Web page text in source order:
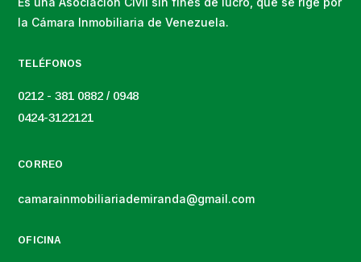
la Cámara Inmobiliaria de Venezuela.
TELÉFONOS
0212 - 381 0882 / 0948
0424-3122121
CORREO
camarainmobiliariademiranda@gmail.com
OFICINA